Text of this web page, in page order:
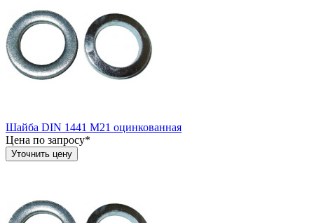
Шайба DIN 1441 М21 оцинкованная
Цена по запросу*
Уточнить цену